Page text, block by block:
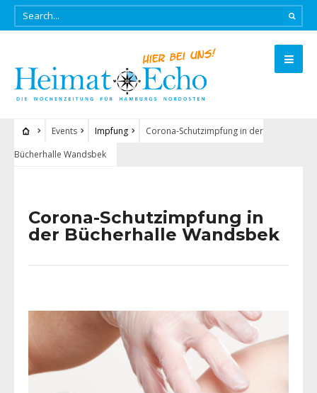
Events Impfung
Corona-Schutzimpfung in der
Bücherhalle Wandsbek
Corona-Schutzimpfung in
der Bücherhalle Wandsbek